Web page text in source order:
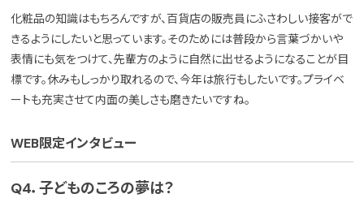
化粧品の知識はもちろんですが、百貨店の販売員にふさわしい接客がで
きるようにしたいと思っています。そのためには普段から言葉づかいや
表情にも気をつけて、先輩方のように自然に出せるようになることが目
標です。休みもしっかり取れるので、今年は旅行もしたいです。プライベ
ートも充実させて内面の美しさも磨きたいですね。
WEB限定インタビュー
Q4．子どものころの夢は？